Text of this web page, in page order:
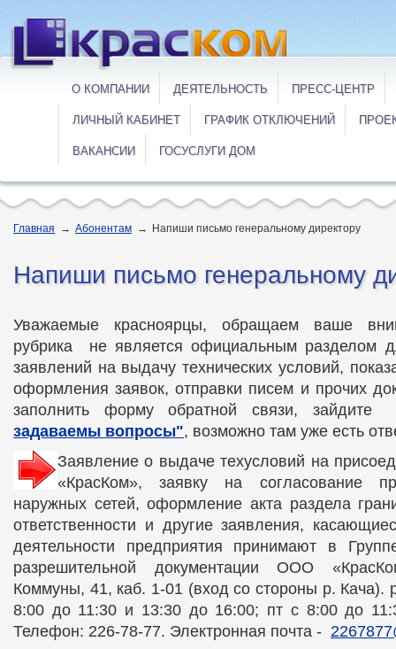
О КОМПАНИИ ДЕЯТЕЛЬНОСТЬ ПРЕСС-ЦЕНТР
ЛИЧНЫЙ КАБИНЕТ ГРАФИК ОТКЛЮЧЕНИЙ
ВАКАНСИИ ГОСУСЛУГИ ДОМ
Главная → Абонентам → Напиши письмо генеральному директору
Напиши письмо генеральному
Уважаемые красноярцы, обращаем ваше
рубрика не является официальным разделом
заявлений на выдачу технических условий,
оформления заявок, отправки писем и прочих
заполнить форму обратной связи,
задаваемы вопросы", возможно там уже есть
Заявление о выдаче техусловий на
«КрасКом», заявку на согласование
наружных сетей, оформление акта раздела
ответственности и другие заявления,
деятельности предприятия принимают в
разрешительной документации ООО
Коммуны, 41, каб. 1-01 (вход со стороны р. Кача).
8:00 до 11:30 и 13:30 до 16:00; пт с 8:00 до
Телефон: 226-78-77. Электронная почта -